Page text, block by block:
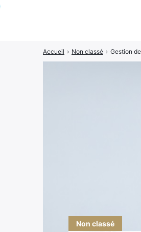
Non classé
Accueil › Non classé › Gestion